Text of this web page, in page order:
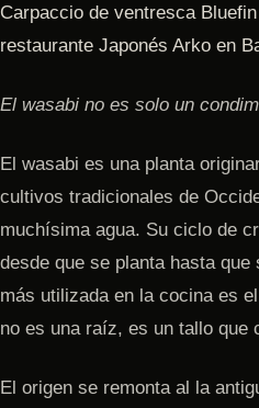
Carpaccio de ventresca
restaurante Japonés Arko en
El wasabi no es solo un
El wasabi es una planta
cultivos tradicionales de
muchísima agua. Su ciclo de
desde que se planta hasta
más utilizada en la cocina es
no es una raíz, es un tallo que
El origen se remonta al la